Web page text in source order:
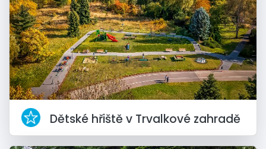
Dětské hřiště v Trvalkové zahradě